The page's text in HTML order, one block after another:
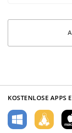
KOSTENLOSE APPS